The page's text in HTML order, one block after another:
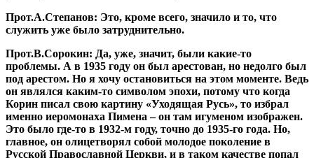
Прот.А.Степанов: Это, кроме всего, значило и то, что
служить уже было затруднительно.
Прот.В.Сорокин: Да, уже, значит, были какие-то
проблемы. А в 1935 году он был арестован, но недолго был
под арестом. Но я хочу остановиться на этом моменте. Ведь
он являлся каким-то символом эпохи, потому что когда
Корин писал свою картину «Уходящая Русь», то избрал
именно иеромонаха Пимена – он там игуменом изображен.
Это было где-то в 1932-м году, точно до 1935-го года. Но,
главное, он олицетворял собой молодое поколение в
Русской Православной Церкви, и в таком качестве попал